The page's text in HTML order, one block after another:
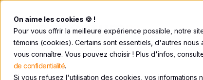
On aime les cookies 🍪 !
Pour vous offrir la meilleure expérience possible, notre
témoins (cookies). Certains sont essentiels, d'autres nous
vous connaître. Vous pouvez choisir ! Plus d'infos,
de confidentialité.
Si vous refusez l'utilisation des cookies, vos informations